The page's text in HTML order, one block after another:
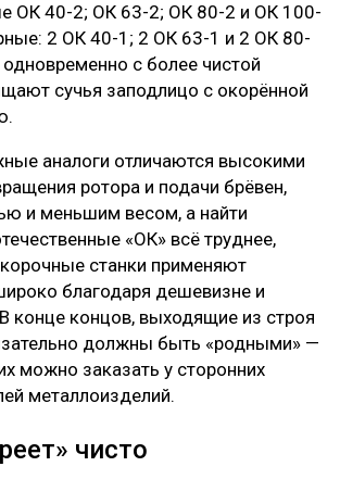
ОК 40-2; ОК 63-2; ОК 80-2 и ОК 100-
2 ОК 40-1; 2 ОК 63-1 и 2 ОК 80-
с более чистой
сучья заподлицо с окорённой
аналоги отличаются высокими
ротора и подачи брёвен,
и меньшим весом, а найти
«ОК» всё труднее,
станки применяют
благодаря дешевизне и
конце концов, выходящие из строя
должны быть «родными» —
можно заказать у сторонних
металлоизделий.
чисто